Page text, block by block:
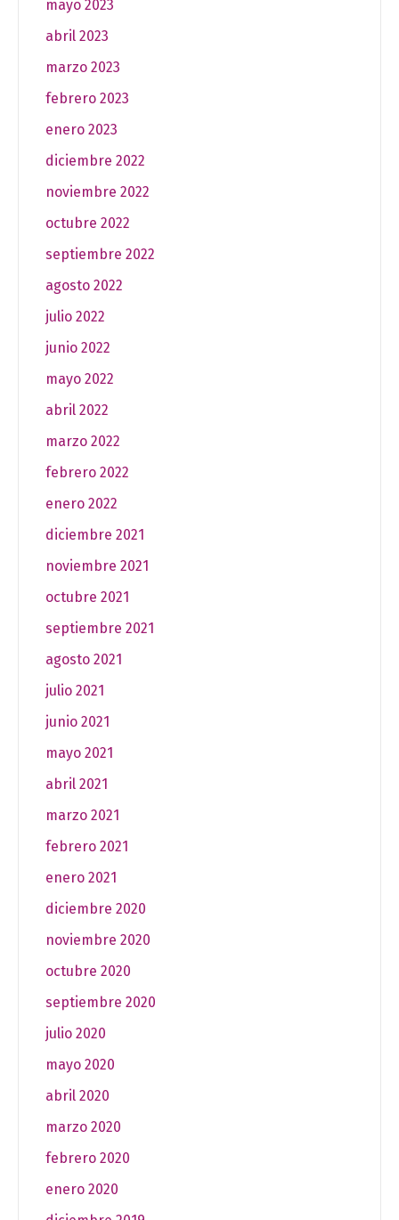
mayo 2023
abril 2023
marzo 2023
febrero 2023
enero 2023
diciembre 2022
noviembre 2022
octubre 2022
septiembre 2022
agosto 2022
julio 2022
junio 2022
mayo 2022
abril 2022
marzo 2022
febrero 2022
enero 2022
diciembre 2021
noviembre 2021
octubre 2021
septiembre 2021
agosto 2021
julio 2021
junio 2021
mayo 2021
abril 2021
marzo 2021
febrero 2021
enero 2021
diciembre 2020
noviembre 2020
octubre 2020
septiembre 2020
julio 2020
mayo 2020
abril 2020
marzo 2020
febrero 2020
enero 2020